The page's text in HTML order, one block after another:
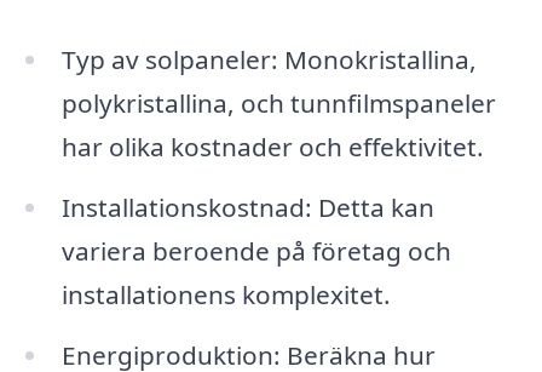
Typ av solpaneler: Monokristallina,
polykristallina, och tunnfilmspaneler
har olika kostnader och effektivitet.
Installationskostnad: Detta kan
variera beroende på företag och
installationens komplexitet.
Energiproduktion: Beräkna hur